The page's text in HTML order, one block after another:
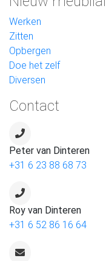
Werken
Zitten
Opbergen
Doe het zelf
Diversen
Contact
Peter van Dinteren
+31 6 23 88 68 73
Roy van Dinteren
+31 6 52 86 16 64